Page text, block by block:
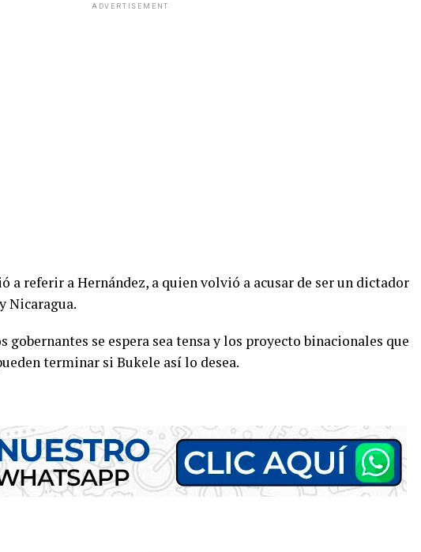
ADVERTISEMENT
a referir a Hernández, a quien volvió a acusar de ser un dictador
Nicaragua.
gobernantes se espera sea tensa y los proyecto binacionales que
terminar si Bukele así lo desea.